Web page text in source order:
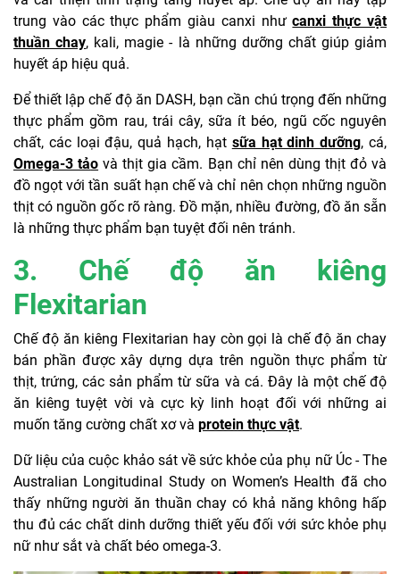
trung vào các thực phẩm giàu canxi nhưcanxi thực vật
thuần chay, kali, magie - là những dưỡng chất giúp giảm
huyết áp hiệu quả.
Để thiết lập chế độ ăn DASH, bạn cần chú trọng đến những
thực phẩm gồm rau, trái cây, sữa ít béo, ngũ cốc nguyên
chất, các loại đậu, quả hạch, hạt sữa hạt dinh dưỡng, cá,
Omega-3 tảo và thịt gia cầm. Bạn chỉ nên dùng thịt đỏ và
đồ ngọt với tần suất hạn chế và chỉ nên chọn những nguồn
thịt có nguồn gốc rõ ràng. Đồ mặn, nhiều đường, đồ ăn sẵn
là những thực phẩm bạn tuyệt đối nên tránh.
3. Chế độ ăn kiêng
Flexitarian
Chế độ ăn kiêng Flexitarian hay còn gọi là chế độ ăn chay
bán phần được xây dựng dựa trên nguồn thực phẩm từ
thịt, trứng, các sản phẩm từ sữa và cá. Đây là một chế độ
ăn kiêng tuyệt vời và cực kỳ linh hoạt đối với những ai
muốn tăng cường chất xơ và protein thực vật.
Dữ liệu của cuộc khảo sát về sức khỏe của phụ nữ Úc - The
Australian Longitudinal Study on Women’s Health đã cho
thấy những người ăn thuần chay có khả năng không hấp
thu đủ các chất dinh dưỡng thiết yếu đối với sức khỏe phụ
nữ như sắt và chất béo omega-3.